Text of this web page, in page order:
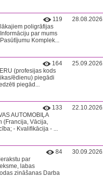
119
poligrāfijas
par mums
Komplek...
164
(profesijas kods
ēdienu) piegādi
piegād...
133
AUTOMOBIĻA
(Francija, Vācija,
- Kvalifikācija - ...
84
par
labas
zināšanas Darba